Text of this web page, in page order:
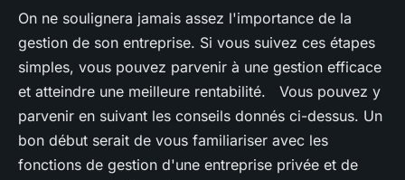
On ne soulignera jamais assez l'importance de la
gestion de son entreprise. Si vous suivez ces étapes
simples, vous pouvez parvenir à une gestion efficace
et atteindre une meilleure rentabilité. Vous pouvez y
parvenir en suivant les conseils donnés ci-dessus. Un
bon début serait de vous familiariser avec les
fonctions de gestion d'une entreprise privée et de